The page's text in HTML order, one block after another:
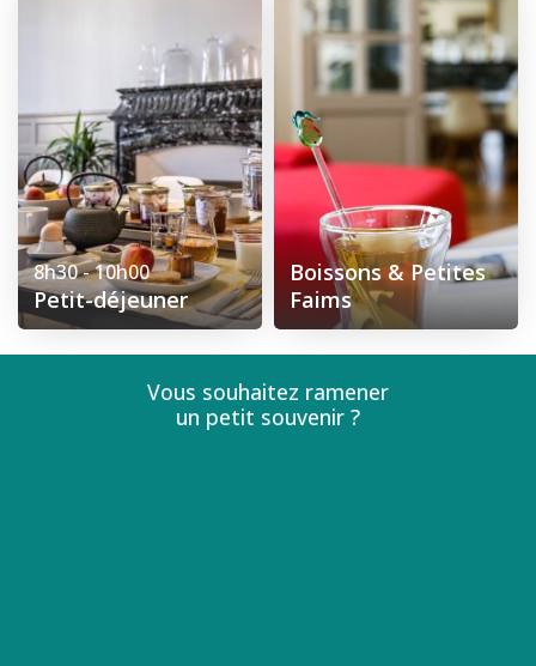
8h30 - 10h00
Petit-déjeuner
Boissons & Petites
Faims
Vous souhaitez ramener
un petit souvenir ?